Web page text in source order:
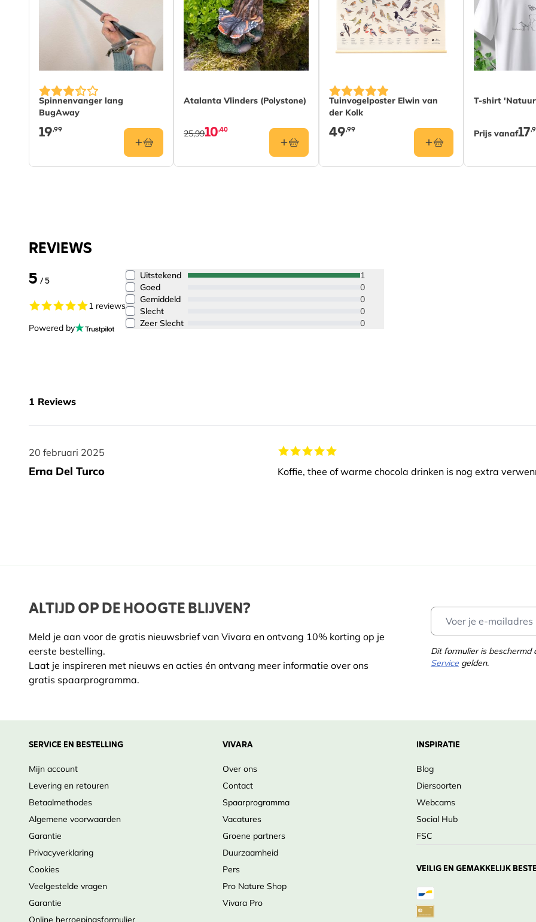
Spinnenvanger lang
BugAway
19,99
Atalanta Vlinders (Polystone)
10,40
25,99
Tuinvogelposter Elwin van
der Kolk
49,99
T-shirt
The price
Prijs vanaf17
REVIEWS
5 / 5
1 reviews
Powered by
Uitstekend
1
Goed
0
Gemiddeld
0
Slecht
0
Zeer Slecht
0
1 Reviews
20 februari 2025
20 februari 2025
Erna Del Turco Koffie, thee of warme chocola drinken is nog extra
ALTIJD OP DE HOOGTE BLIJVEN?
Meld je aan voor de gratis nieuwsbrief van Vivara en ontvang 10% korting op je
eerste bestelling.
Laat je inspireren met nieuws en acties én ontvang meer informatie over ons
gratis spaarprogramma.
Dit formulier is beschermd
Service gelden.
SERVICE EN BESTELLING
Mijn account
Levering en retouren
Betaalmethodes
Algemene voorwaarden
Garantie
Privacyverklaring
Cookies
Veelgestelde vragen
Garantie
Online herroepingsformulier
VIVARA
Over ons
Contact
Spaarprogramma
Vacatures
Groene partners
Duurzaamheid
Pers
Pro Nature Shop
Vivara Pro
INSPIRATIE
Blog
Diersoorten
Webcams
Social Hub
FSC
VEILIG EN GEMAKKELIJK